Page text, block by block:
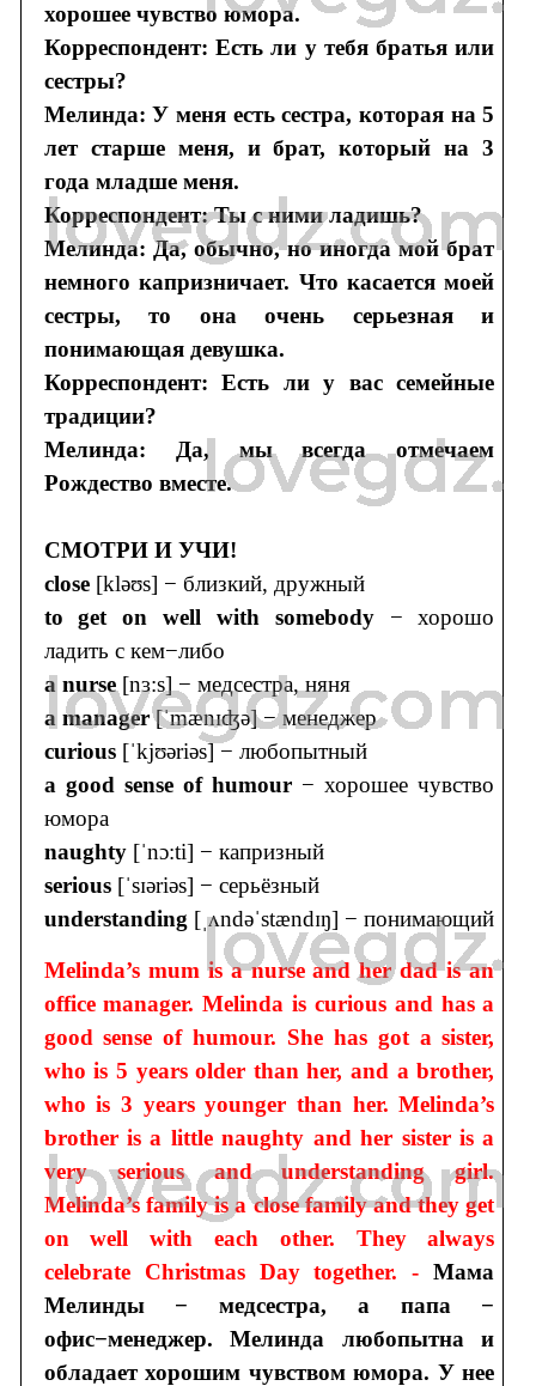
хорошее чувство юмора.
Корреспондент: Есть ли у тебя братья или
сестры?
Мелинда: У меня есть сестра, которая на 5
лет старше меня, и брат, который на 3
года младше меня.
Корреспондент: Ты с ними ладишь?
Мелинда: Да, обычно, но иногда мой брат
немного капризничает. Что касается моей
сестры, то она очень серьезная и
понимающая девушка.
Корреспондент: Есть ли у вас семейные
традиции?
Мелинда: Да, мы всегда отмечаем
Рождество вместе.
СМОТРИ И УЧИ!
close[kləʊs] − близкий, дружный
to get on well with somebody− хорошо
ладить с кем−либо
a nurse[nɜ:s] − медсестра, няня
a manager[ˈmænɪʤə] − менеджер
curious[ˈkjʊəriəs] − любопытный
a good sense of humour − хорошее чувство
юмора
naughty[ˈnɔ:ti] − капризный
serious [ˈsɪəriəs] − серьёзный
understanding[ˌʌndəˈstændɪŋ] − понимающий
Melinda’s mum is a nurse and her dad is an
office manager. Melinda is curious and has a
good sense of humour. She has got a sister,
who is 5 years older than her, and a brother,
who is 3 years younger than her. Melinda’s
brother is a little naughty and her sister is a
very serious and understanding girl.
Melinda’s family is a close family and they get
on well with each other. They always
celebrate Christmas Day together. -Мама
Мелинды − медсестра, а папа −
офис−менеджер. Мелинда любопытна и
обладает хорошим чувством юмора. У нее